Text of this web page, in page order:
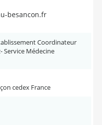
besancon.fr
Coordinateur
Service Médecine
cedex France